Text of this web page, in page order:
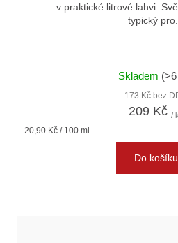
v praktické litrové lahvi.
typický pro...
Skladem
173 Kč bez
209 Kč /
Měrná
20,90 Kč / 100 ml
Do košíku